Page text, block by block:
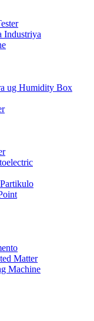
Industriya
ug Humidity Box
Matter
Machine